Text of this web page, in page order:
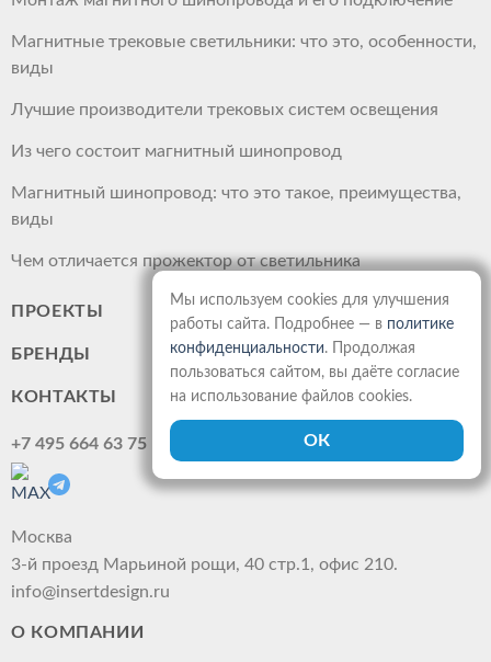
Магнитные трековые светильники: что это, особенности,
виды
Лучшие производители трековых систем освещения
Из чего состоит магнитный шинопровод
Магнитный шинопровод: что это такое, преимущества,
виды
Чем отличается прожектор от светильника
ПРОЕКТЫ
БРЕНДЫ
КОНТАКТЫ
+7 495 664 63 75
Москва
3-й проезд Марьиной рощи, 40 стр.1, офис 210.
info@insertdesign.ru
О КОМПАНИИ
Мы используем cookies для улучшения
работы сайта. Подробнее — в политике
конфиденциальности. Продолжая
пользоваться сайтом, вы даёте согласие
на использование файлов cookies.